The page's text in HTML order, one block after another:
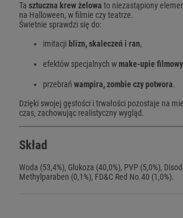
Ta sztuczna krew żelowa to niezastąpiony
na Halloween, w filmie czy teatrze.
Świetnie sprawdzi się do:
imitacji blizn, skaleczeń i ran,
efektów specjalnych wmake-upie
przebrań wampira, zombie czy potwora.
Dzięki swojej gęstości i trwałości pozostaje na
czas, zachowując realistyczny wygląd.
Skład
Woda (53,4%), Glukoza (40,0%), PVP (5,0%),
Methylparaben (0,1%), FD&C Red No.40 (1,0%).